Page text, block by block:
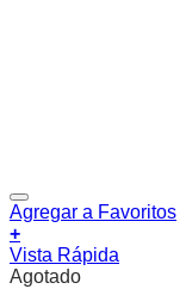
Agregar a Favoritos
+
Vista Rápida
Agotado